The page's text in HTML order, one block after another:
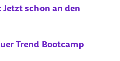
schon an den
Trend Bootcamp